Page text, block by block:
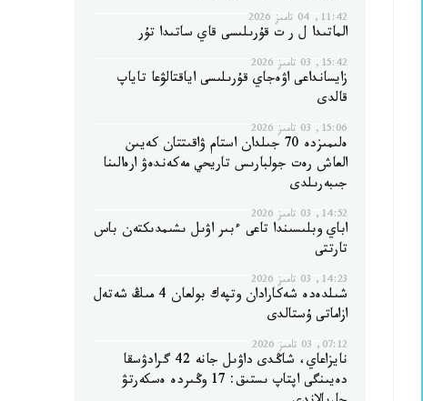
11:42, 04 تامىز 2026
الماتىدا ل ر ت قۇرىلىسى قاي ساتىدا تۇر
15:42, 03 تامىز 2026
زايسانداعى اۋەجاي قۇرىلىسى اياقتالۋعا تاياپ
قالدى
15:06, 03 تامىز 2026
ەلىمىزدە 70 جىلدان استام ۋاقىتتان كەيىن
العاش رەت جولبارىس تاريحي مەكەندەۋ ارەالىنا
جىبەرىلدى
14:52, 03 تامىز 2026
اباي وبلىسىندا تاعى ءبىر اۋىل ىشىمدىكتەن باس
تارتتى
14:23, 03 تامىز 2026
شىلدەدە شەكارادان وتپەك بولعان 4 مىڭ شەتەل
ازاماتى ۇستالدى
07:12, 03 تامىز 2026
نايزاعاي، شاڭدى داۋىل جانە 42 گرادۋسقا
دەيىنگى اپتاپ ىستىق: 17 وڭىردە ەسكەرتۋ